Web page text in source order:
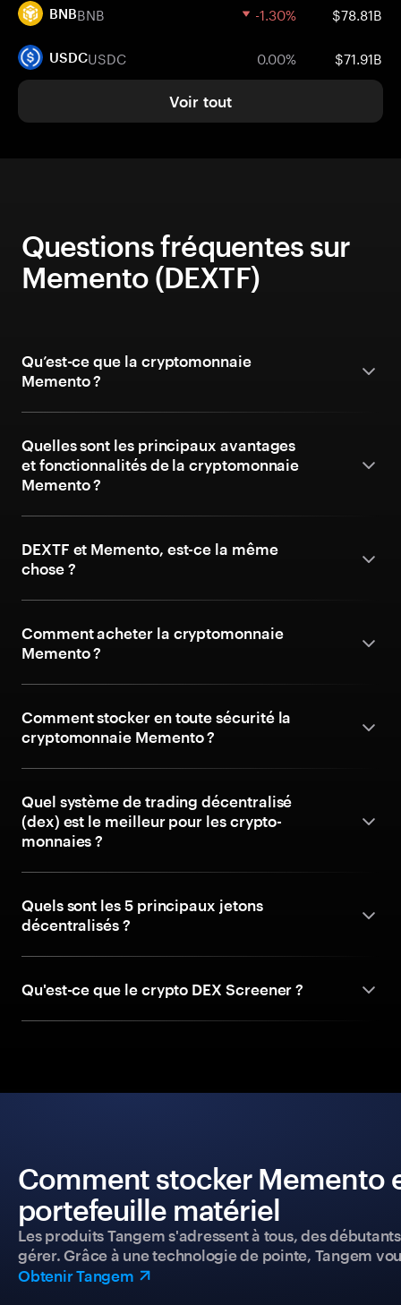
BNBBNB -1.30% $78.81B
USDCUSDC 0.00% $71.91B
Voir tout
Questions fréquentes sur
Memento (DEXTF)
Qu’est-ce que la cryptomonnaie
Memento ?
Quelles sont les principaux avantages
et fonctionnalités de la cryptomonnaie
Memento ?
DEXTF et Memento, est-ce la même
chose ?
Comment acheter la cryptomonnaie
Memento ?
Comment stocker en toute sécurité la
cryptomonnaie Memento ?
Quel système de trading décentralisé
(dex) est le meilleur pour les crypto-
monnaies ?
Quels sont les 5 principaux jetons
décentralisés ?
Qu'est-ce que le crypto DEX Screener ?
Comment stocker Memento
portefeuille matériel
Les produits Tangem s'adressent à tous, des
gérer. Grâce à une technologie de pointe, Tangem
Obtenir Tangem